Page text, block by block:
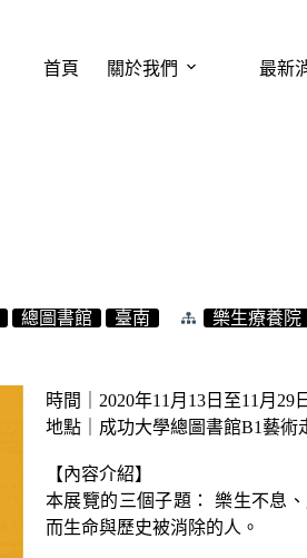
首頁 關於我們 最新
總圖書館 臺南 樂生療養院
時間｜2020年11月13日至11月29日
地點｜成功大學總圖書館B1藝術
【內容介紹】
本展覽的三個子題： 樂生不息
而生命與歷史被消除的人。